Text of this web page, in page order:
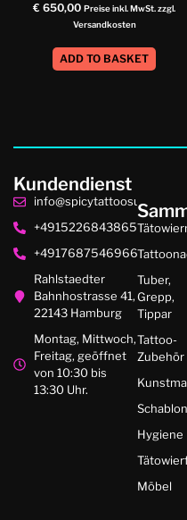
€ 650,00 Preise inkl. MwSt. zzgl.
Versandkosten
ADD TO BASKET
Kundendienst
info@spicytattoosupplies.de
+4915226843865
+4917687546966
Rahlstaedter
Bahnhostrasse 41,
22143 Hamburg
Montag, Mittwoch,
Freitag, geöffnet
von 10:30 bis
13:30 Uhr.
Tuber,
Grepp,
Tippar
Tattoo-
Zubehör
Hygiene
Möbel